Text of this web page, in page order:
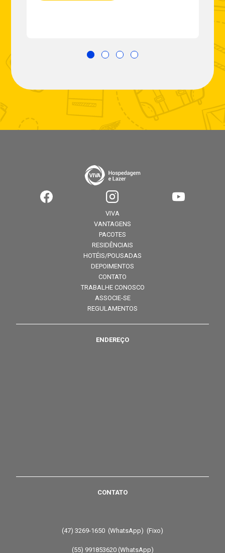
VIVA
VANTAGENS
PACOTES
RESIDÊNCIAIS
HOTÉIS/POUSADAS
DEPOIMENTOS
CONTATO
TRABALHE CONOSCO
ASSOCIE-SE
REGULAMENTOS
ENDEREÇO
CONTATO
(47) 3269-1650 (WhatsApp) (Fixo)
(55) 991853620 (WhatsApp)